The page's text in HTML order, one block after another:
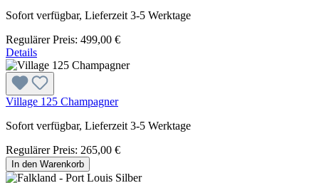
Sofort verfügbar, Lieferzeit 3-5 Werktage
Regulärer Preis: 499,00 €
Details
Village 125 Champagner
Sofort verfügbar, Lieferzeit 3-5 Werktage
Regulärer Preis: 265,00 €
In den Warenkorb